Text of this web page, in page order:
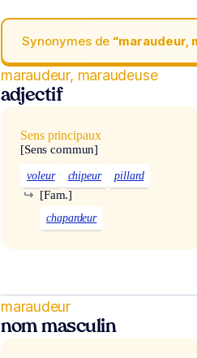
Synonymes de “maraudeur,
maraudeur, maraudeuse
adjectif
Sens principaux
[Sens commun]
voleur chipeur pillard
[Fam.]
↪
chapardeur
maraudeur
nom masculin